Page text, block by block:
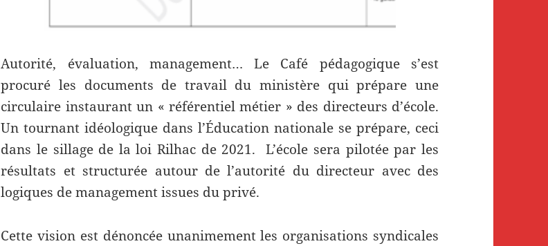
Autorité, évaluation, management… Le Café pédagogique s’est
procuré les documents de travail du ministère qui prépare une
circulaire instaurant un « référentiel métier » des directeurs d’école.
Un tournant idéologique dans l’Éducation nationale se prépare, ceci
dans le sillage de la loi Rilhac de 2021. L’école sera pilotée par les
résultats et structurée autour de l’autorité du directeur avec des
logiques de management issues du privé.
Cette vision est dénoncée unanimement les organisations syndicales